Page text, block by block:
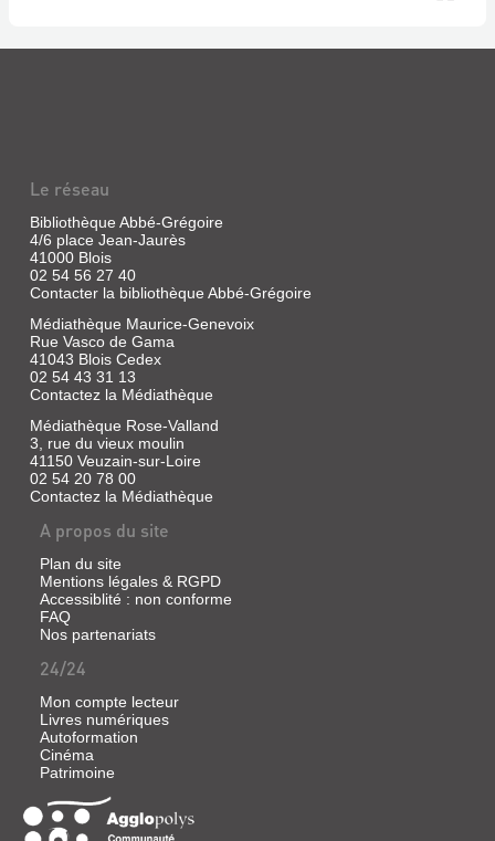
Le réseau
Bibliothèque Abbé-Grégoire
4/6 place Jean-Jaurès
41000 Blois
02 54 56 27 40
Contacter la bibliothèque Abbé-Grégoire
Médiathèque Maurice-Genevoix
Rue Vasco de Gama
41043 Blois Cedex
02 54 43 31 13
Contactez la Médiathèque
Médiathèque Rose-Valland
3, rue du vieux moulin
41150 Veuzain-sur-Loire
02 54 20 78 00
Contactez la Médiathèque
A propos du site
Plan du site
Mentions légales & RGPD
Accessiblité : non conforme
FAQ
Nos partenariats
24/24
Mon compte lecteur
Livres numériques
Autoformation
Cinéma
Patrimoine